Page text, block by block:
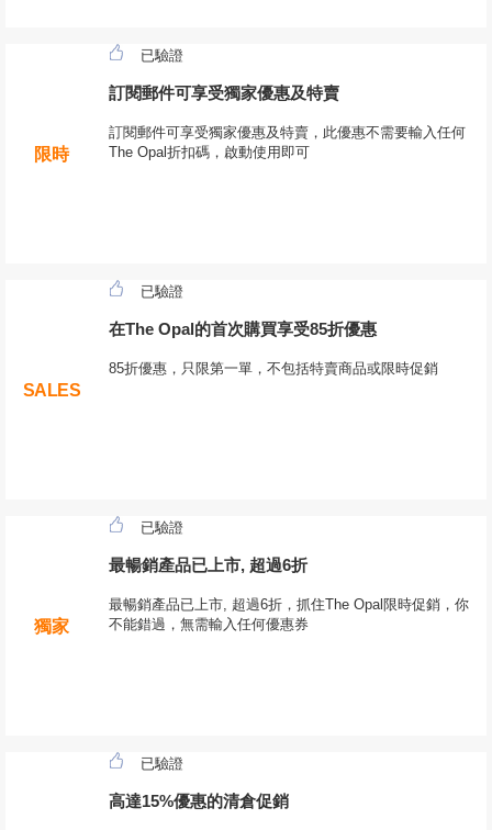
限時
已驗證
訂閱郵件可享受獨家優惠及特賣
訂閱郵件可享受獨家優惠及特賣，此優惠不需要輸入任何
The Opal折扣碼，啟動使用即可
SALES
已驗證
在The Opal的首次購買享受85折優惠
85折優惠，只限第一單，不包括特賣商品或限時促銷
獨家
已驗證
最暢銷產品已上市, 超過6折
最暢銷產品已上市, 超過6折，抓住The Opal限時促銷，你
不能錯過，無需輸入任何優惠券
已驗證
高達15%優惠的清倉促銷